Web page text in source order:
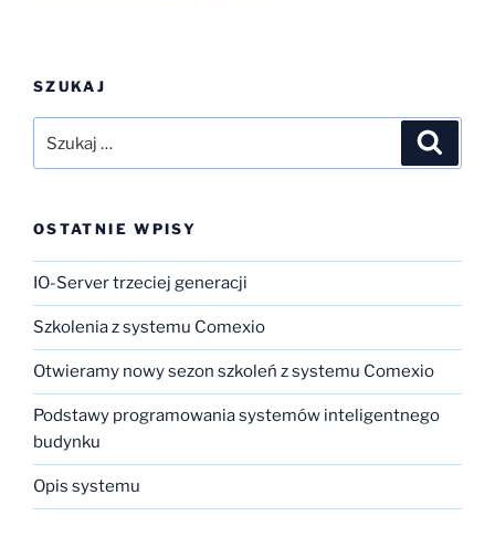
SZUKAJ
OSTATNIE WPISY
IO-Server trzeciej generacji
Szkolenia z systemu Comexio
Otwieramy nowy sezon szkoleń z systemu Comexio
Podstawy programowania systemów inteligentnego
budynku
Opis systemu